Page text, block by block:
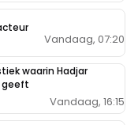
Vandaag, 07:20
waarin Hadjar
geeft
Vandaag, 16:15